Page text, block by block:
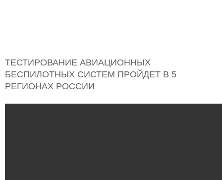
ТЕСТИРОВАНИЕ АВИАЦИОННЫХ
БЕСПИЛОТНЫХ СИСТЕМ ПРОЙДЕТ В 5
РЕГИОНАХ РОССИИ